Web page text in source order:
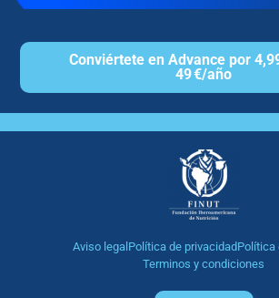
Conviértete en Advance por
49 €/año
Aviso legal Política de privacidadPolítica
Terminos y condiciones